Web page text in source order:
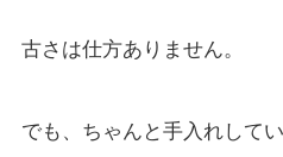
古さは仕方ありません。
でも、ちゃんと手入れして